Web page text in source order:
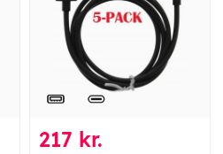
217 kr.